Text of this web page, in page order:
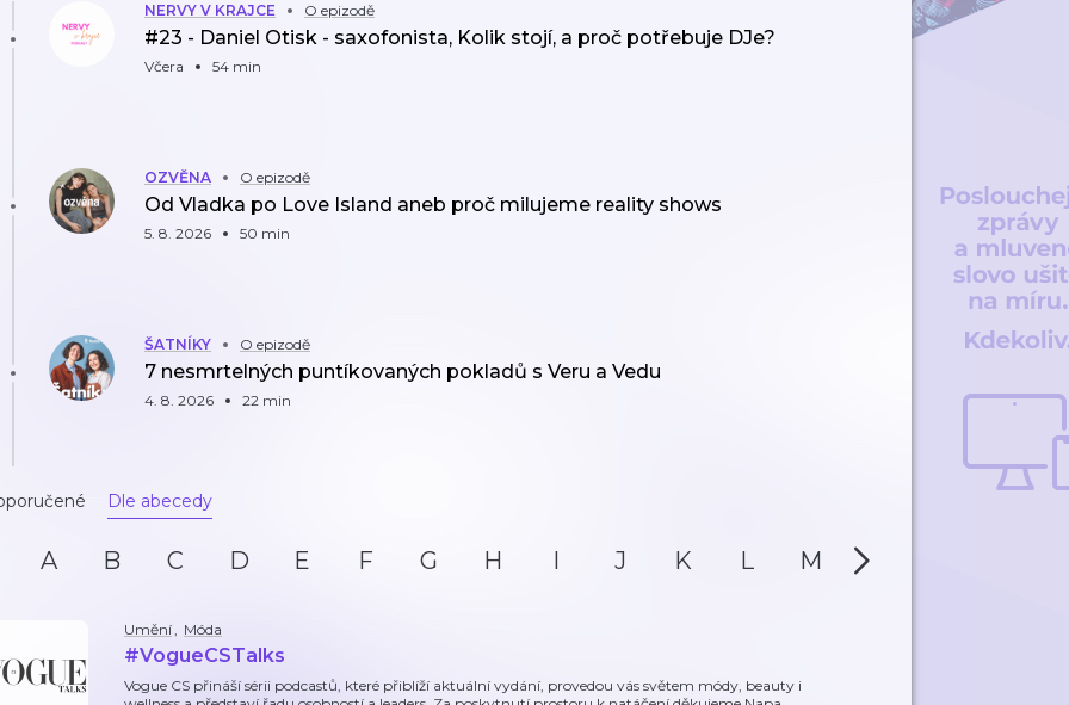
NERVY V KRAJCE O epizodě
#23 - Daniel Otisk - saxofonista, Kolik stojí, a proč potřebuje DJe?
Včera 54 min
OZVĚNA O epizodě
Od Vladka po Love Island aneb proč milujeme reality shows
5. 8. 2026 50 min
ŠATNÍKY O epizodě
7 nesmrtelných puntíkovaných pokladů s Veru a Vedu
4. 8. 2026 22 min
Dle abecedy
A B C D E F G H I J K L M N
Umění, Móda
#VogueCSTalks
Vogue CS přináší sérii podcastů, které přiblíží aktuální vydání, provedou vás světem módy, beauty i